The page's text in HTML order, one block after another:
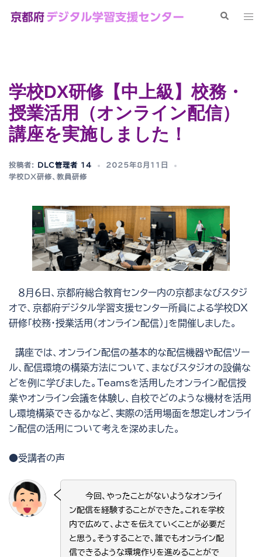
検
ト
学校DX研修【中上級】校務・
授業活用（オンライン配信）
講座を実施しました！
投稿者: DLC管理者 14
2025年8月11日
学校DX研修、 教員研修
８月６日、京都府総合教育センター内の京都まなびスタジ
オで、京都府デジタル学習支援センター所員による学校DX
研修「校務・授業活用（オンライン配信）」を開催しました。
講座では、オンライン配信の基本的な配信機器や配信ツー
ル、配信環境の構築方法について、まなびスタジオの設備な
どを例に学びました。Teamsを活用したオンライン配信授
業やオンライン会議を体験し、自校でどのような機材を活用
し環境構築できるかなど、実際の活用場面を想定しオンライ
ン配信の活用について考えを深めました。
●受講者の声
今回、やったことがないようなオンライ
ン配信を経験することができた。これを学校
内で広めて、よさを伝えていくことが必要だ
と思う。そうすることで、誰でもオンライン配
信できるような環境作りを進めることがで